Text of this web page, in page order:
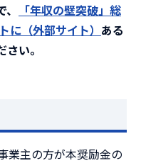
「年収の壁突破」総
に （外部サイト） ある
い。
業主の方が本奨励金の